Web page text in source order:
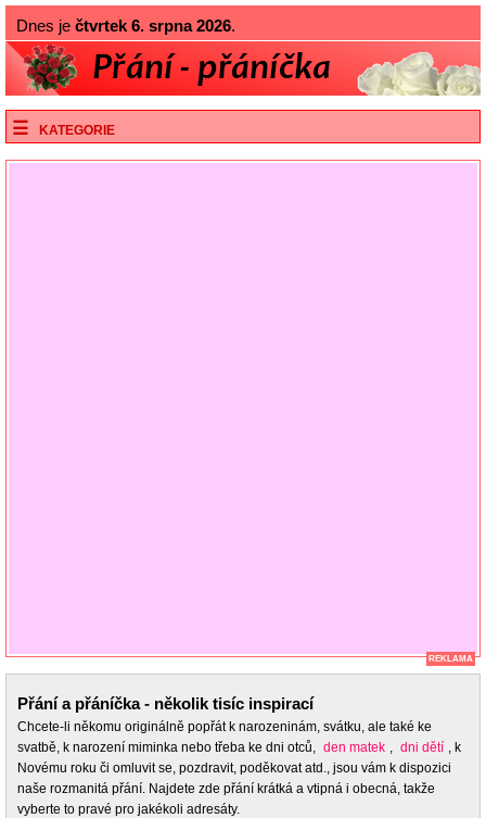
Dnes je čtvrtek 6. srpna 2026.
KATEGORIE
REKLAMA
Přání a přáníčka - několik tisíc inspirací
Chcete-li někomu originálně popřát k narozeninám, svátku, ale také ke
svatbě, k narození miminka nebo třeba ke dni otců, den matek , dni dětí , k
Novému roku či omluvit se, pozdravit, poděkovat atd., jsou vám k dispozici
naše rozmanitá přání. Najdete zde přání krátká a vtipná i obecná, takže
vyberte to pravé pro jakékoli adresáty.